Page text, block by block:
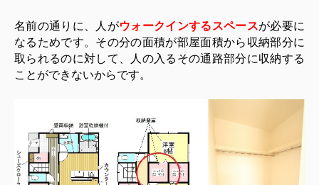
名前の通りに、人がウォークインするスペースが必要に
なるためです。その分の面積が部屋面積から収納部分に
取られるのに対して、人の入るその通路部分に収納する
ことができないからです。